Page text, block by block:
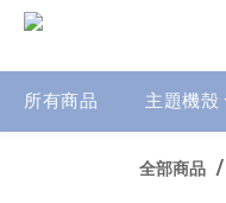
所有商品 主題機殼
全部商品